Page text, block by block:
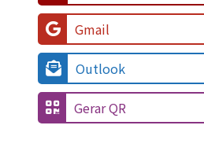
Gmail
Outlook
Gerar QR